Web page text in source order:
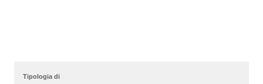
Tipologia di